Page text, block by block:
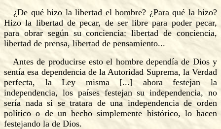
¿De qué hizo la libertad el hombre? ¿Para qué la hizo?
Hizo la libertad de pecar, de ser libre para poder pecar,
para obrar según su conciencia: libertad de conciencia,
libertad de prensa, libertad de pensamiento...
Antes de producirse esto el hombre dependía de Dios y
sentía esa dependencia de la Autoridad Suprema, la Verdad
perfecta, la Ley misma [...] ahora festejan la
independencia, los países festejan su independencia, no
sería nada si se tratara de una independencia de orden
político o de un hecho simplemente histórico, lo hacen
festejando la de Dios.